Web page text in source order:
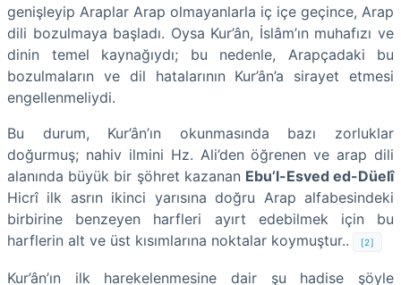
genişleyip Araplar Arap olmayanlarla iç içe geçince, Arap
dili bozulmaya başladı. Oysa Kur’ân, İslâm’ın muhafızı ve
dinin temel kaynağıydı; bu nedenle, Arapçadaki bu
bozulmaların ve dil hatalarının Kur’ân’a sirayet etmesi
engellenmeliydi.
Bu durum, Kur’ân’ın okunmasında bazı zorluklar
doğurmuş; nahiv ilmini Hz. Ali’den öğrenen ve arap dili
alanında büyük bir şöhret kazanan Ebu’l-Esved ed-Düelî
Hicrî ilk asrın ikinci yarısına doğru Arap alfabesindeki
birbirine benzeyen harfleri ayırt edebilmek için bu
harflerin alt ve üst kısımlarına noktalar koymuştur..
[2]
Kur’ân’ın ilk harekelenmesine dair şu hadise şöyle